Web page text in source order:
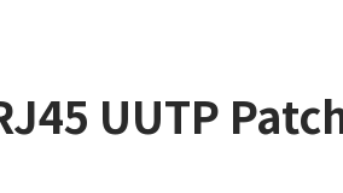
UUTP